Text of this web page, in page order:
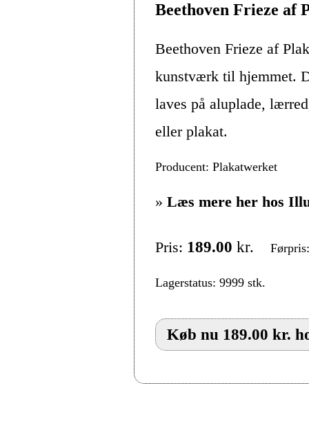
Beethoven Frieze af
Beethoven Frieze af
kunstværk til hjemmet.
laves på aluplade,
eller plakat.
Producent: Plakatwerket
» Læs mere her hos
Pris: 189.00 kr.
Lagerstatus: 9999 stk.
Køb nu 189.00 kr.